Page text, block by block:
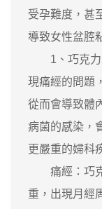
受孕難度，甚
導致女性盆腔
1、巧克力
現痛經的問題
從而會導致體
病菌的感染，
更嚴重的婦科
痛經：巧克
重，出現月經